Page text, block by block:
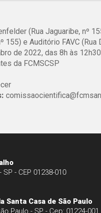
(Rua Jaguaribe, nº
155) e Auditório FAVC (Rua
de 2022, das 8h às 12h30
da FCMSCSP
- CEP 01238-010
Santa Casa de São Paulo
Paulo - SP - Cep: 01224-001